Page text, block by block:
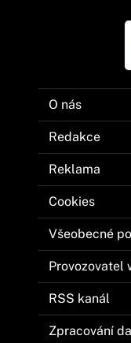
O nás
Redakce
Reklama
Cookies
Všeobecné
Provozovatel
RSS kanál
Zpracování